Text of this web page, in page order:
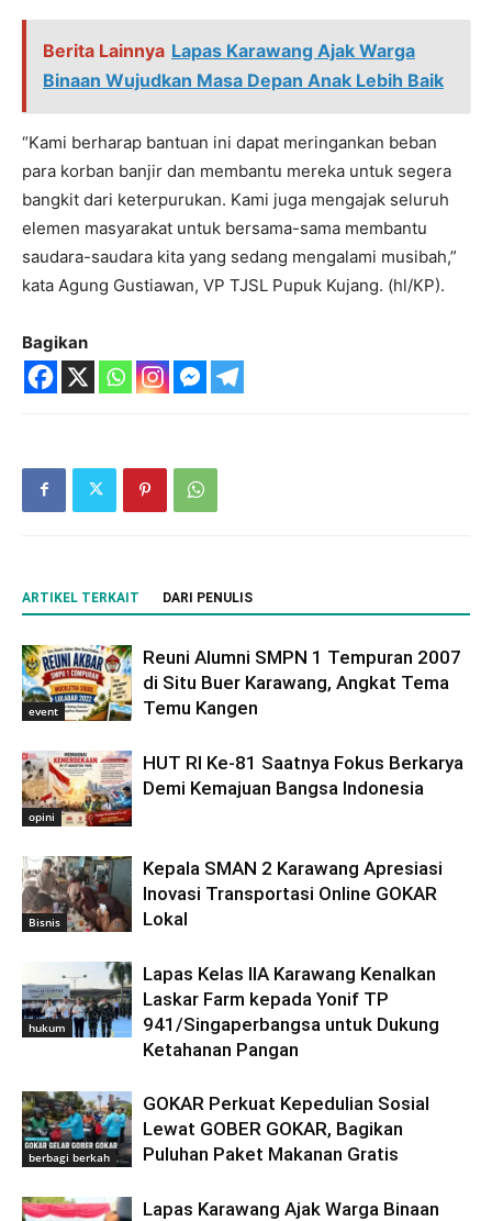
Berita Lainnya Lapas Karawang Ajak Warga
Binaan Wujudkan Masa Depan Anak Lebih Baik
“Kami berharap bantuan ini dapat meringankan beban
para korban banjir dan membantu mereka untuk segera
bangkit dari keterpurukan. Kami juga mengajak seluruh
elemen masyarakat untuk bersama-sama membantu
saudara-saudara kita yang sedang mengalami musibah,”
kata Agung Gustiawan, VP TJSL Pupuk Kujang. (hl/KP).
Bagikan
ARTIKEL TERKAIT DARI PENULIS
event
Reuni Alumni SMPN 1 Tempuran 2007
di Situ Buer Karawang, Angkat Tema
Temu Kangen
opini
HUT RI Ke-81 Saatnya Fokus Berkarya
Demi Kemajuan Bangsa Indonesia
Bisnis
Kepala SMAN 2 Karawang Apresiasi
Inovasi Transportasi Online GOKAR
Lokal
hukum
Lapas Kelas IIA Karawang Kenalkan
Laskar Farm kepada Yonif TP
941/Singaperbangsa untuk Dukung
Ketahanan Pangan
berbagi berkah
GOKAR Perkuat Kepedulian Sosial
Lewat GOBER GOKAR, Bagikan
Puluhan Paket Makanan Gratis
Lapas Karawang Ajak Warga Binaan